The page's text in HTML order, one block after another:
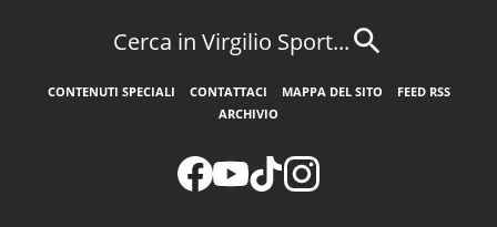
Cerca in Virgilio Sport...
CONTENUTI SPECIALI CONTATTACI MAPPA DEL SITO
FEED RSS
ARCHIVIO